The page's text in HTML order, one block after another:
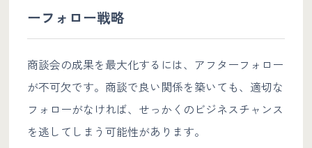
ーフォロー戦略
商談会の成果を最大化するには、アフターフォロー
が不可欠です。商談で良い関係を築いても、適切な
フォローがなければ、せっかくのビジネスチャンス
を逃してしまう可能性があります。